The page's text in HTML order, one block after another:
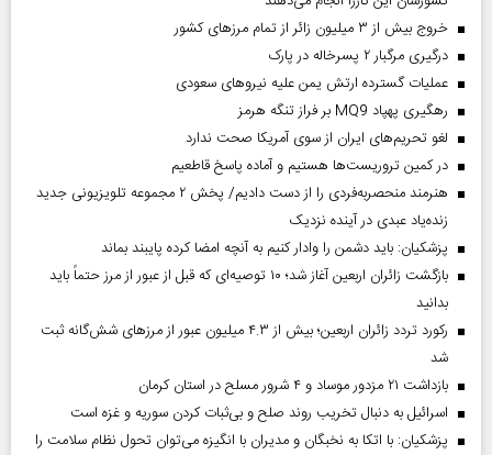
خروج بیش از ۳ میلیون زائر از تمام مرز‌های کشور
درگیری مرگبار ۲ پسرخاله در پارک
عملیات گسترده ارتش یمن علیه نیروهای سعودی
رهگیری پهپاد MQ9 بر فراز تنگه هرمز
لغو تحریم‌های ایران از سوی آمریکا صحت ندارد
در کمین تروریست‌ها هستیم و آماده پاسخ قاطعیم
هنرمند منحصر‌به‌فردی را از دست دادیم/ پخش ۲ مجموعه تلویزیونی جدید
زنده‌یاد عبدی در آینده نزدیک
پزشکیان: باید دشمن را وادار کنیم به آنچه امضا کرده پایبند بماند
بازگشت زائران اربعین آغاز شد؛ ۱۰ توصیه‌ای که قبل از عبور از مرز حتماً باید
بدانید
رکورد تردد زائران اربعین؛ بیش از ۴.۳ میلیون عبور از مرزهای شش‌گانه ثبت
شد
بازداشت ۲۱ مزدور موساد و ۴ شرور مسلح در استان کرمان
اسرائیل به دنبال تخریب روند صلح و بی‌ثبات کردن سوریه و غزه است
پزشکیان: با اتکا به نخبگان و مدیران با انگیزه می‌توان تحول نظام سلامت را